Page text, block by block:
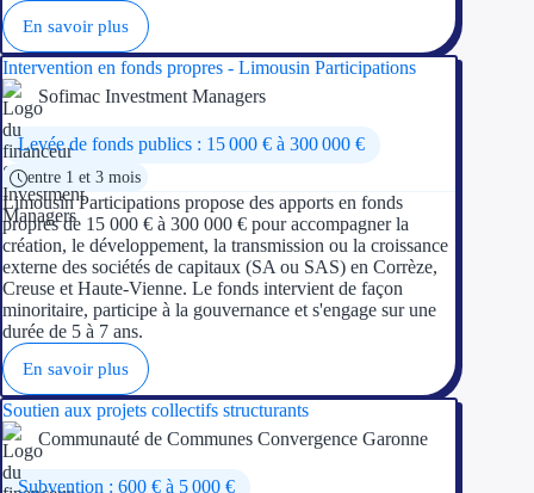
Aides Région
Couvertures
Aides Nationales
Recherche autonome
En savoir plus
Intervention en fonds propres - Limousin Participations
Sofimac Investment Managers
Levée de fonds publics : 15 000 € à 300 000 €
entre 1 et 3 mois
Limousin Participations propose des apports en fonds
propres de 15 000 € à 300 000 € pour accompagner la
création, le développement, la transmission ou la croissance
externe des sociétés de capitaux (SA ou SAS) en Corrèze,
Creuse et Haute-Vienne. Le fonds intervient de façon
minoritaire, participe à la gouvernance et s'engage sur une
durée de 5 à 7 ans.
En savoir plus
Soutien aux projets collectifs structurants
Communauté de Communes Convergence Garonne
Subvention : 600 € à 5 000 €